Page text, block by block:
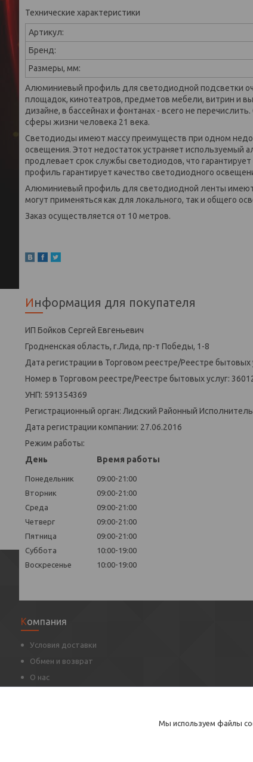
Технические характеристики
Артикул:
Бренд:
Размеры, мм:
Алюминиевый профиль для светодиодной подсветки
площадок, кинотеатров, предметов мебели, витрин и
дизайне, в бассейнах и фонтанах - всего не
сферы жизни человека 21 века.
Светодиоды имеют массу преимуществ при одном
освещения. Этот недостаток устраняет
продлевает срок службы светодиодов, что
профиль гарантирует качество светодиодного
Алюминиевый профиль для светодиодной ленты имеют
могут применяться как для локального, так и общего
Заказ осуществляется от 10 метров.
Информация для покупателя
ИП Бойков Сергей Евгеньевич
Гродненская область, г.Лида, пр-т Победы, 1-8
Дата регистрации в Торговом реестре/Реестре бытовых
Номер в Торговом реестре/Реестре бытовых услуг:
УНП: 591354369
Регистрационный орган: Лидский Районный
Дата регистрации компании: 27.06.2016
Режим работы:
День
Время работы
Понедельник
09:00-21:00
Вторник
09:00-21:00
Среда
09:00-21:00
Четверг
09:00-21:00
Пятница
09:00-21:00
Суббота
10:00-19:00
Воскресенье
10:00-19:00
Компания
Условия доставки
Обмен и возврат
О нас
Мы используем файлы